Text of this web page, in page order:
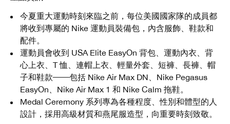
今夏重大運動時刻來臨之前，每位美國國家隊的成員都
將收到專屬的 Nike 運動員裝備包，內含服飾、鞋款和
配件。
運動員會收到 USA Elite EasyOn 背包、運動內衣、背
心上衣、T 恤、連帽上衣、輕量外套、短褲、長褲、帽
子和鞋款──包括 Nike Air Max DN、Nike Pegasus
EasyOn、Nike Air Max 1 和 Nike Calm 拖鞋。
Medal Ceremony 系列專為各種程度、性別和體型的人
設計，採用高級材質和燕尾服造型，向重要時刻致敬。